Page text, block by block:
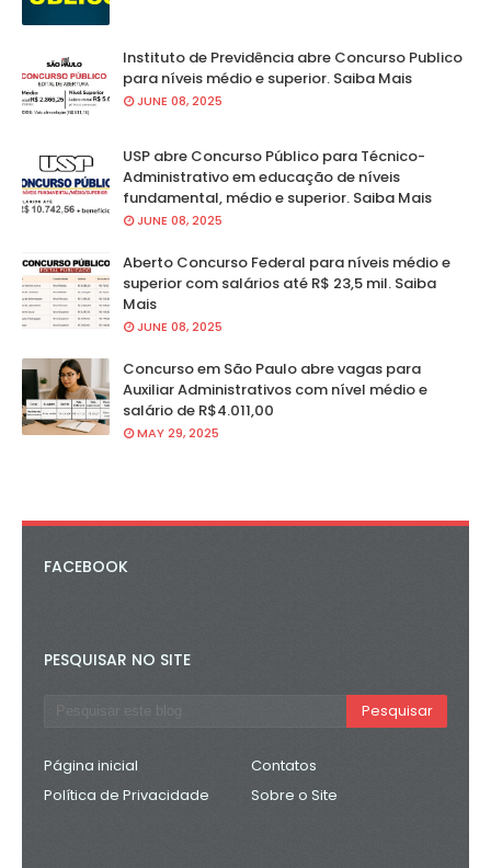
Instituto de Previdência abre Concurso Publico
para níveis médio e superior. Saiba Mais
JUNE 08, 2025
USP abre Concurso Público para Técnico-
Administrativo em educação de níveis
fundamental, médio e superior. Saiba Mais
JUNE 08, 2025
Aberto Concurso Federal para níveis médio e
superior com salários até R$ 23,5 mil. Saiba
Mais
JUNE 08, 2025
Concurso em São Paulo abre vagas para
Auxiliar Administrativos com nível médio e
salário de R$4.011,00
MAY 29, 2025
FACEBOOK
PESQUISAR NO SITE
Página inicial
Contatos
Política de Privacidade
Sobre o Site